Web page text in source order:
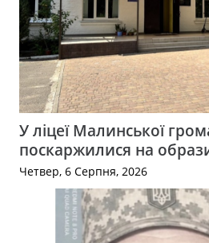
У ліцеї Малинської
поскаржилися на
Четвер, 6 Серпня, 2026